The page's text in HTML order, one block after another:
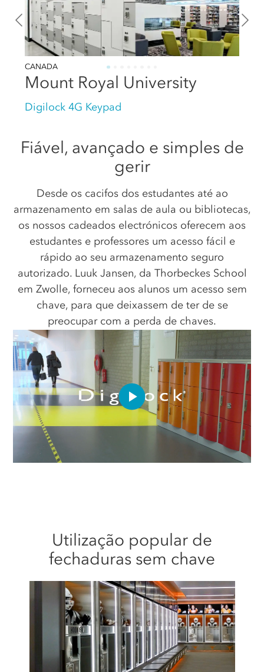
CANADA
Mount Royal University
Digilock 4G Keypad
Fiável, avançado e simples de
gerir
Desde os cacifos dos estudantes até ao
armazenamento em salas de aula ou bibliotecas,
os nossos cadeados electrónicos oferecem aos
estudantes e professores um acesso fácil e
rápido ao seu armazenamento seguro
autorizado. Luuk Jansen, da Thorbeckes School
em Zwolle, forneceu aos alunos um acesso sem
chave, para que deixassem de ter de se
preocupar com a perda de chaves.
Play
Video
Utilização popular de
fechaduras sem chave